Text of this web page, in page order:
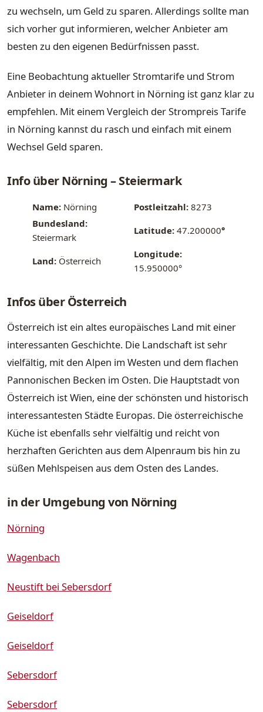
zu wechseln, um Geld zu sparen. Allerdings sollte man
sich vorher gut informieren, welcher Anbieter am
besten zu den eigenen Bedürfnissen passt.
Eine Beobachtung aktueller Stromtarife und Strom
Anbieter in deinem Wohnort in Nörning ist ganz klar zu
empfehlen. Mit einem Vergleich der Strompreis Tarife
in Nörning kannst du rasch und einfach mit einem
Wechsel Geld sparen.
Info über Nörning – Steiermark
Name: Nörning Postleitzahl: 8273
Bundesland:
Steiermark
Latitude: 47.200000°
Land: Österreich
Longitude:
15.950000°
Infos über Österreich
Österreich ist ein altes europäisches Land mit einer
interessanten Geschichte. Die Landschaft ist sehr
vielfältig, mit den Alpen im Westen und dem flachen
Pannonischen Becken im Osten. Die Hauptstadt von
Österreich ist Wien, eine der schönsten und historisch
interessantesten Städte Europas. Die österreichische
Küche ist ebenfalls sehr vielfältig und reicht von
herzhaften Gerichten aus dem Alpenraum bis hin zu
süßen Mehlspeisen aus dem Osten des Landes.
in der Umgebung von Nörning
Nörning
Wagenbach
Neustift bei Sebersdorf
Geiseldorf
Geiseldorf
Sebersdorf
Sebersdorf